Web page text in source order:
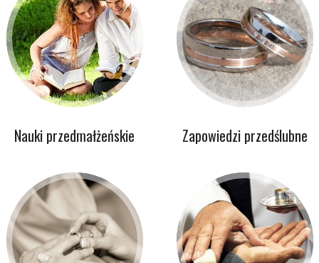
Nauki przedmałżeńskie Zapowiedzi przedślubne